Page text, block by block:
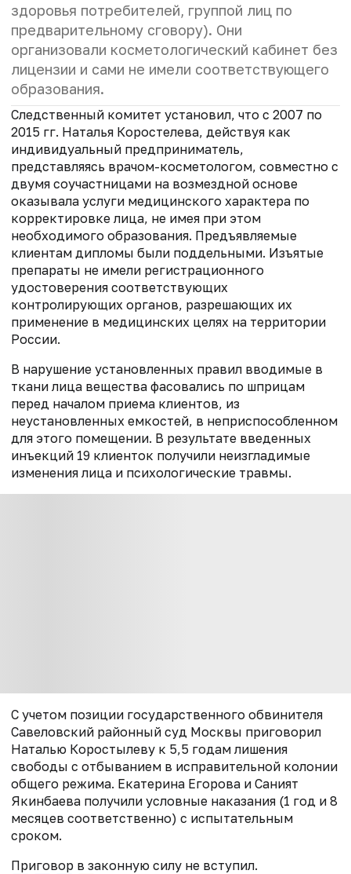
здоровья потребителей, группой лиц по
предварительному сговору). Они
организовали косметологический кабинет без
лицензии и сами не имели соответствующего
образования.
Следственный комитет установил, что с 2007 по
2015 гг. Наталья Коростелева, действуя как
индивидуальный предприниматель,
представляясь врачом-косметологом, совместно с
двумя соучастницами на возмездной основе
оказывала услуги медицинского характера по
корректировке лица, не имея при этом
необходимого образования. Предъявляемые
клиентам дипломы были поддельными. Изъятые
препараты не имели регистрационного
удостоверения соответствующих
контролирующих органов, разрешающих их
применение в медицинских целях на территории
России.
В нарушение установленных правил вводимые в
ткани лица вещества фасовались по шприцам
перед началом приема клиентов, из
неустановленных емкостей, в неприспособленном
для этого помещении. В результате введенных
инъекций 19 клиенток получили неизгладимые
изменения лица и психологические травмы.
С учетом позиции государственного обвинителя
Савеловский районный суд Москвы приговорил
Наталью Коростылеву к 5,5 годам лишения
свободы с отбыванием в исправительной колонии
общего режима. Екатерина Егорова и Саният
Якинбаева получили условные наказания (1 год и 8
месяцев соответственно) с испытательным
сроком.
Приговор в законную силу не вступил.